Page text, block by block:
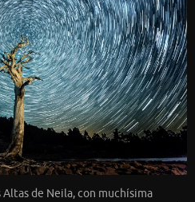
Altas de Neila, con muchísima